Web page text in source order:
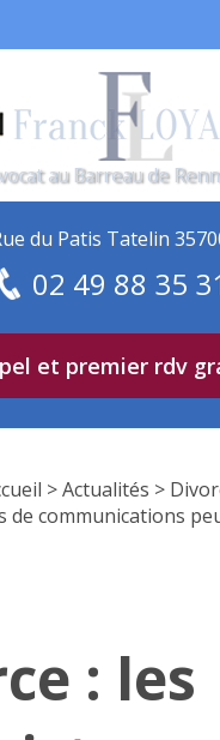
au Barreau de
du Patis Tatelin
02 49 88 35
et premier rdv
>Actualités >
de communications
: les